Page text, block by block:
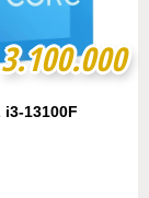
3.100.000
3.100.000
i3-13100F